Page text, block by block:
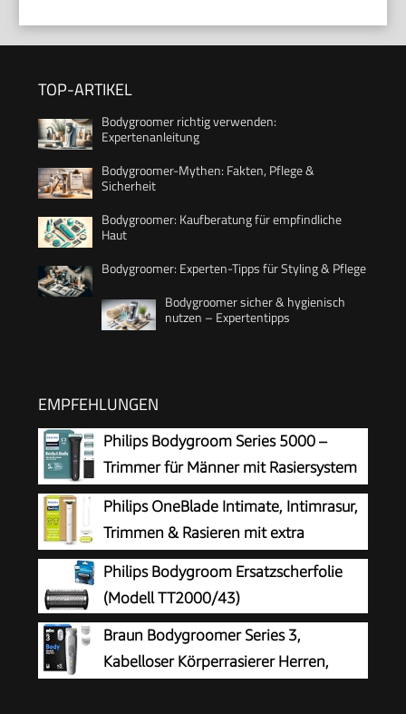
TOP-ARTIKEL
Bodygroomer richtig verwenden:
Expertenanleitung
Bodygroomer-Mythen: Fakten, Pflege &
Sicherheit
Bodygroomer: Kaufberatung für empfindliche
Haut
Bodygroomer: Experten-Tipps für Styling & Pflege
Bodygroomer sicher & hygienisch
nutzen – Expertentipps
EMPFEHLUNGEN
Philips Bodygroom Series 5000 –
Trimmer für Männer mit Rasiersystem
mit Dreifachschutz, auch zur Nutzung
im Intimbereich, 100% duschfest, 100 Min.
Laufzeit, Modell BG5470/15
Philips OneBlade Intimate, Intimrasur,
Trimmen & Rasieren mit extra
Hautschutz, Für eine gründliche und
angenehme Rasur – ohne komplett glatt zu
rasieren, Modell QP1924/30
Philips Bodygroom Ersatzscherfolie
(Modell TT2000/43)
Braun Bodygroomer Series 3,
Kabelloser Körperrasierer Herren,